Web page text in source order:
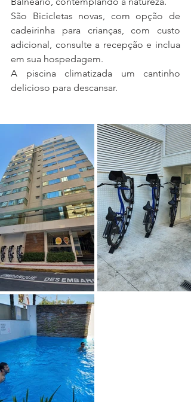
São Bicicletas novas, com opção de
cadeirinha para crianças, com custo
adicional, consulte a recepção e inclua
em sua hospedagem.
A piscina climatizada um cantinho
delicioso para descansar.